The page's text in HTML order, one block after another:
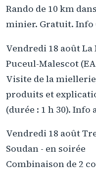
Rando de 10 km
minier. Gratuit. Info
Vendredi 18 août
Puceul-Malescot
Visite de la
produits et
(durée : 1 h 30). Info
Vendredi 18 août
Soudan - en soirée
Combinaison de 2